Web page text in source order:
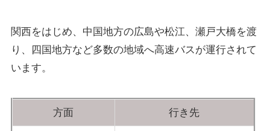
関西をはじめ、中国地方の広島や松江、瀬戸大橋を渡
り、四国地方など多数の地域へ高速バスが運行されて
います。
方面 行き先